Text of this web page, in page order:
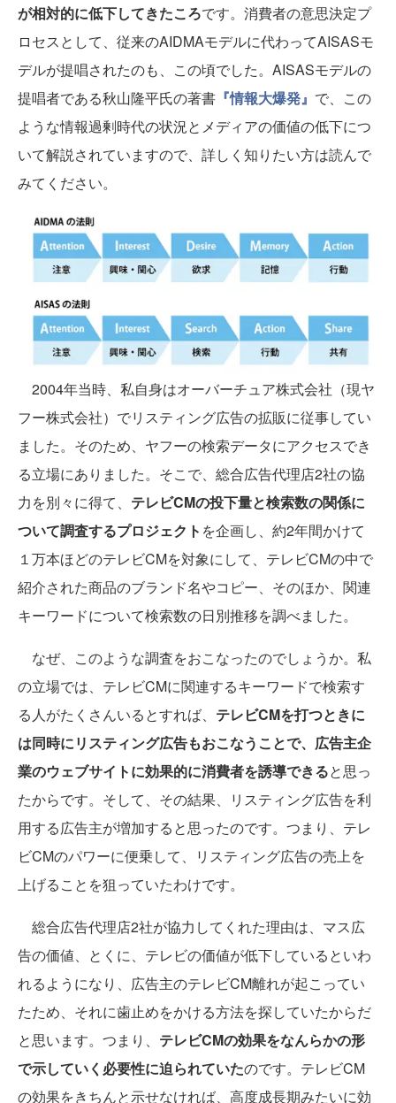
が相対的に低下してきたころです。消費者の意思決定プ
ロセスとして、従来のAIDMAモデルに代わってAISASモ
デルが提唱されたのも、この頃でした。AISASモデルの
提唱者である秋山隆平氏の著書 『情報大爆発』 で、この
ような情報過剰時代の状況とメディアの価値の低下につ
いて解説されていますので、詳しく知りたい方は読んで
みてください。
2004年当時、私自身はオーバーチュア株式会社（現ヤ
フー株式会社）でリスティング広告の拡販に従事してい
ました。そのため、ヤフーの検索データにアクセスでき
る立場にありました。そこで、総合広告代理店2社の協
力を別々に得て、 テレビCMの投下量と検索数の関係に
ついて調査するプロジェクト を企画し、約2年間かけて
１万本ほどのテレビCMを対象にして、テレビCMの中で
紹介された商品のブランド名やコピー、そのほか、関連
キーワードについて検索数の日別推移を調べました。
なぜ、このような調査をおこなったのでしょうか。私
の立場では、テレビCMに関連するキーワードで検索す
る人がたくさんいるとすれば、 テレビCMを打つときに
は同時にリスティング広告もおこなうことで、広告主企
業のウェブサイトに効果的に消費者を誘導できると思っ
たからです。そして、その結果、リスティング広告を利
用する広告主が増加すると思ったのです。つまり、テレ
ビCMのパワーに便乗して、リスティング広告の売上を
上げることを狙っていたわけです。
総合広告代理店2社が協力してくれた理由は、マス広
告の価値、とくに、テレビの価値が低下しているといわ
れるようになり、広告主のテレビCM離れが起こってい
たため、それに歯止めをかける方法を探していたからだ
と思います。つまり、 テレビCMの効果をなんらかの形
で示していく必要性に迫られていたのです。テレビCM
の効果をきちんと示せなければ、高度成長期みたいに効